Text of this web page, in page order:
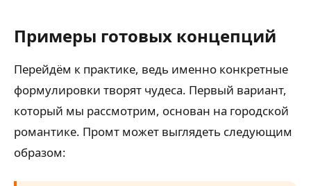
Примеры готовых концепций
Перейдём к практике, ведь именно конкретные
формулировки творят чудеса. Первый вариант,
который мы рассмотрим, основан на городской
романтике. Промт может выглядеть следующим
образом: